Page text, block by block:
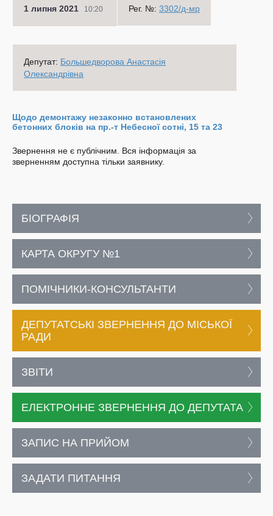
1 липня 2021 10:20 Рег. №: 3302/д-мр
Депутат: Большедворова Анастасія
Олександрівна
Щодо демонтажу незаконно встановлених
бетонних блоків на пр.-т Небесної сотні, 15 та 23
Звернення не є публічним. Вся інформація за
зверненням доступна тільки заявнику.
БІОГРАФІЯ
КАРТА ОКРУГУ №1
ПОМІЧНИКИ-КОНСУЛЬТАНТИ
ДЕПУТАТСЬКІ ЗВЕРНЕННЯ ДО МІСЬКОЇ
РАДИ
ЗВІТИ
ЕЛЕКТРОННЕ ЗВЕРНЕННЯ ДО ДЕПУТАТА
ЗАПИС НА ПРИЙОМ
ЗАДАТИ ПИТАННЯ